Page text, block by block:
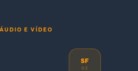
E VÍDEO
SF
02